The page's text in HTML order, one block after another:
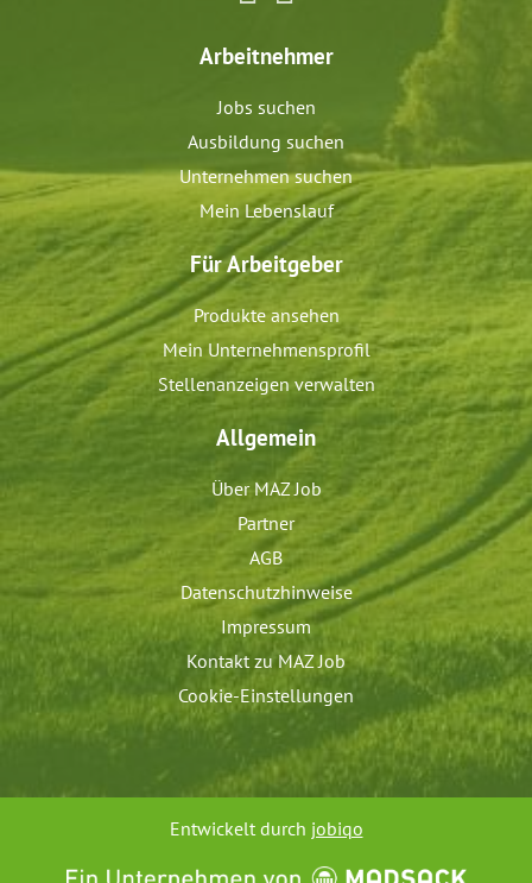
Arbeitnehmer
Jobs suchen
Ausbildung suchen
Unternehmen suchen
Mein Lebenslauf
Für Arbeitgeber
Produkte ansehen
Mein Unternehmensprofil
Stellenanzeigen verwalten
Allgemein
Über MAZ Job
Partner
AGB
Datenschutzhinweise
Impressum
Kontakt zu MAZ Job
Cookie-Einstellungen
Entwickelt durch jobiqo